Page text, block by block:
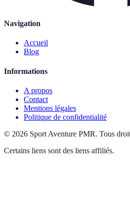
Navigation
Accueil
Blog
Informations
A propos
Contact
Mentions légales
Politique de confidentialité
© 2026 Sport Aventure PMR. Tous
Certains liens sont des liens affiliés.